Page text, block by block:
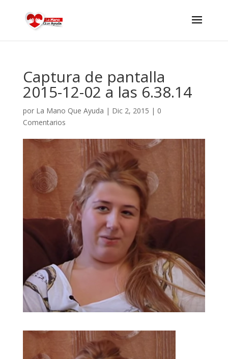
Captura de pantalla
2015-12-02 a las 6.38.14
por La Mano Que Ayuda | Dic 2, 2015 | 0
Comentarios